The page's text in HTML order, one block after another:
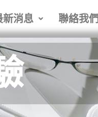
新消息 聯絡我們